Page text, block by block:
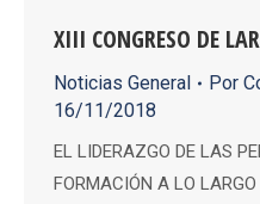
XIII CONGRESO DE
Noticias General Por
16/11/2018
EL LIDERAZGO DE LAS
FORMACIÓN A LO